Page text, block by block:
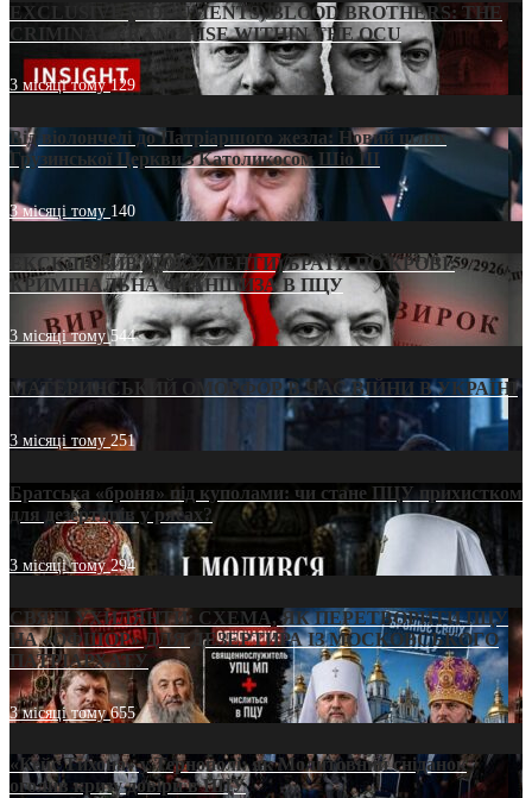
EXCLUSIVE (DOCUMENTS)/BLOOD BROTHERS: THE
CRIMINAL FRANCHISE WITHIN THE OCU
3 місяці тому129
Від віолончелі до Патріаршого жезла: Новий шлях
Грузинської Церкви з Католикосом Шіо III
3 місяці тому 140
ЕКСКЛЮЗИВ (ДОКУМЕНТИ)/БРАТИ ПО КРОВІ:
КРИМІНАЛЬНА ФРАНШИЗА В ПЦУ
3 місяці тому544
МАТЕРИНСЬКИЙ ОМОРФОР В ЧАС ВІЙНИ В УКРАЇНІ
3 місяці тому251
Братська «броня» під куполами: чи стане ПЦУ прихистком
для дезертирів у рясах?
3 місяці тому294
СВЯТІ УХИЛЯНТИ: СХЕМА, ЯК ПЕРЕТВОРИТИ ПЦУ
НА «ОФШОР» ДЛЯ ДЕЗЕРТИРА ІЗ МОСКОВСЬКОГО
ПАТРІАРХАТУ
3 місяці тому655
«Кейс Тихона» у Тернополі: як Молитовний сніданок
оголив кризу довіри в ПЦУ